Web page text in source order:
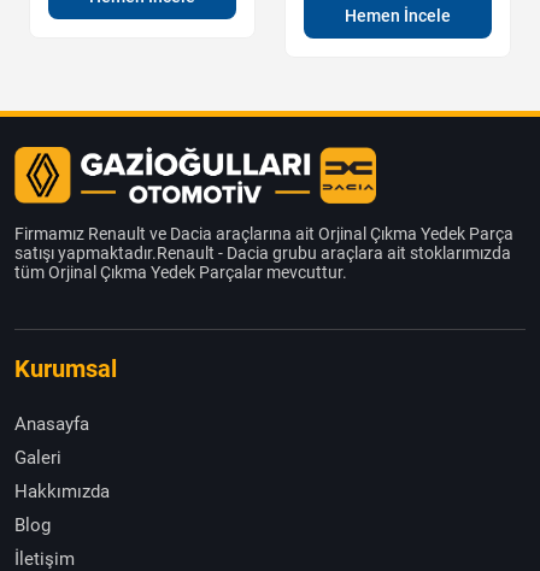
Hemen İncele
Firmamız Renault ve Dacia araçlarına ait Orjinal Çıkma Yedek Parça
satışı yapmaktadır.Renault - Dacia grubu araçlara ait stoklarımızda
tüm Orjinal Çıkma Yedek Parçalar mevcuttur.
Kurumsal
Anasayfa
Galeri
Hakkımızda
Blog
İletişim